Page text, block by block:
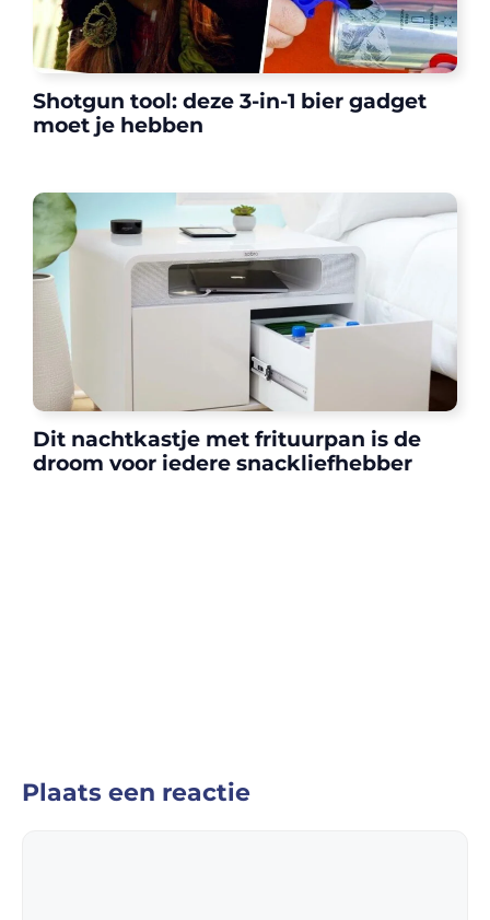
Shotgun tool: deze 3-in-1 bier gadget
moet je hebben
Dit nachtkastje met frituurpan is de
droom voor iedere snackliefhebber
Plaats een reactie